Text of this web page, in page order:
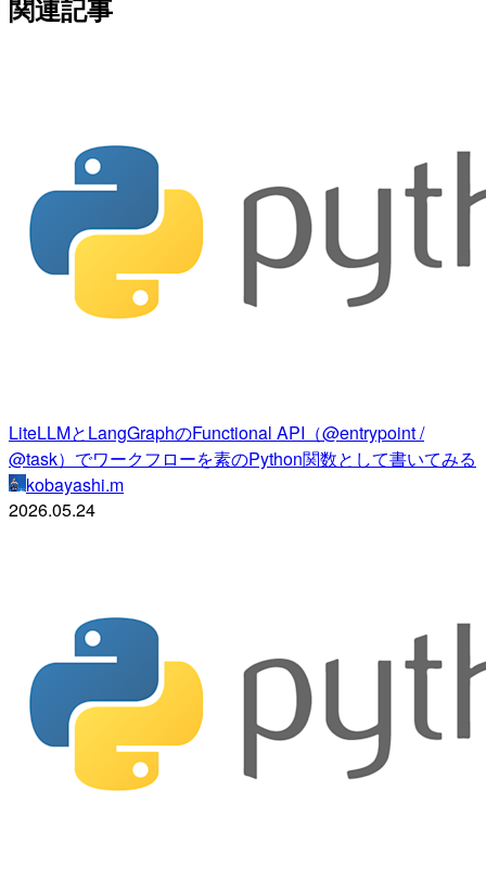
関連記事
LiteLLMとLangGraphのFunctional API（@entrypoint /
@task）でワークフローを素のPython関数として書いてみる
kobayashi.m
2026.05.24